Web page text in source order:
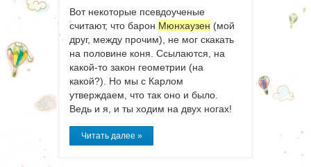
Вот некоторые псевдоученые
считают, что барон Мюнхаузен (мой
друг, между прочим), не мог скакать
на половине коня. Ссылаются, на
какой-то закон геометрии (на
какой?). Но мы с Карлом
утверждаем, что так оно и было.
Ведь и я, и ты ходим на двух ногах!
Читать далее »